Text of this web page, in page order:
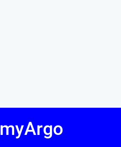
myArgo